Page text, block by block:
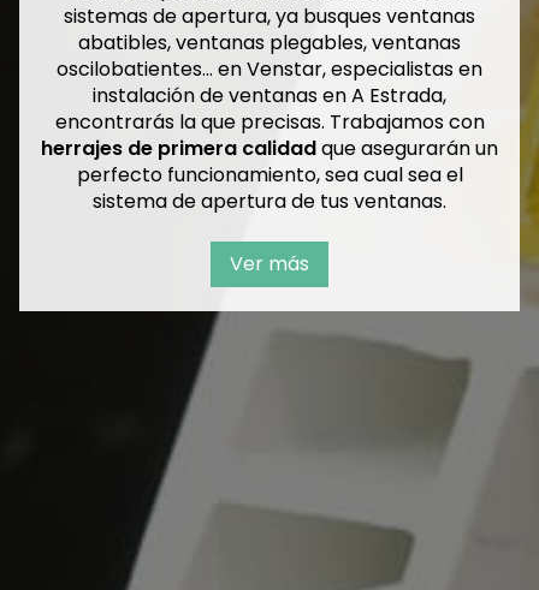
Por otra parte, contamos con diferentes
sistemas de apertura, ya busques ventanas
abatibles, ventanas plegables, ventanas
oscilobatientes... en Venstar, especialistas en
instalación de ventanas en A Estrada,
encontrarás la que precisas. Trabajamos con
herrajes de primera calidadque asegurarán un
perfecto funcionamiento, sea cual sea el
Ver más